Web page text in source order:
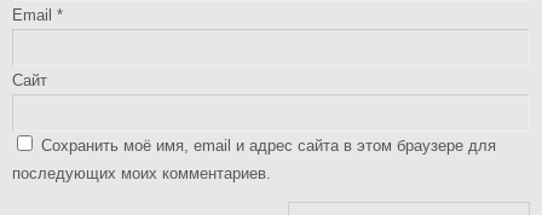
Email *
Сайт
Сохранить моё имя, email и адрес сайта в этом браузере для
последующих моих комментариев.